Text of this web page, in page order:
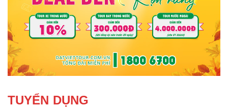
TUYỂN DỤNG